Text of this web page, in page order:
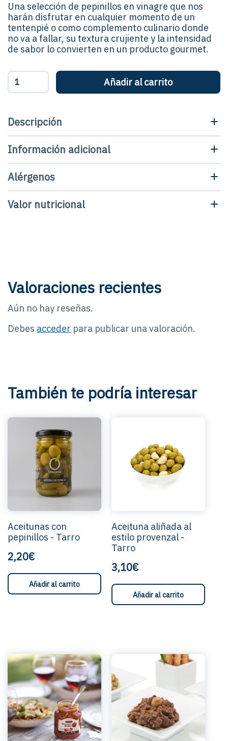
Una selección de pepinillos en vinagre que nos
harán disfrutar en cualquier momento de un
tentenpié o como complemento culinario donde
no va a fallar, su textura crujiente y la intensidad
de sabor lo convierten en un producto gourmet.
Pepinillos
en
vinagre
Tarro
cantidad
Añadir al carrito
Descripción
Información adicional
Alérgenos
Valor nutricional
Valoraciones recientes
Aún no hay reseñas.
Debes acceder para publicar una valoración.
También te podría interesar
Aceitunas con
pepinillos - Tarro
2,20€
Añadir al carrito
Aceituna aliñada al
estilo provenzal -
Tarro
3,10€
Añadir al carrito